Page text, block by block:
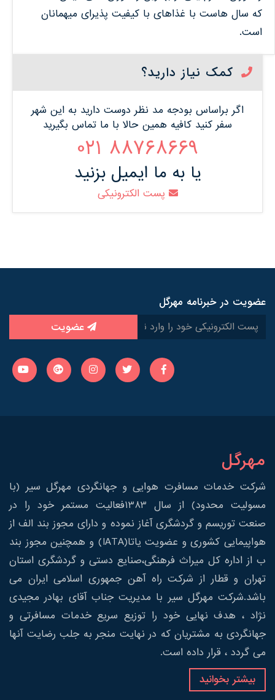
که سال هاست با غذاهای با کیفیت پذیرای میهمانان
است.
کمک نیاز دارید؟
اگر براساس بودجه مد نظر دوست دارید به این شهر
سفر کنید کافیه همین حالا با ما تماس بگیرید
88768669 021
یا به ما ایمیل بزنید
پست الکترونیکی
عضویت در خبرنامه مهرگل
عضویت
مهرگل
شرکت خدمات مسافرت هوایی و جهانگردی مهرگل سیر (با
مسولیت محدود) از سال 1383فعالیت مستمر خود را در
صنعت توریسم و گردشگری آغاز نموده و دارای مجوز بند الف از
هواپیمایی کشوری و عضویت یاتا(IATA) و همچنین مجوز بند
ب از اداره کل میراث فرهنگی،صنایع دستی و گردشگری استان
تهران و قطار از شرکت راه آهن جمهوری اسلامی ایران می
باشد.شرکت مهرگل سیر با مدیریت جناب آقای بهادر مجیدی
نژاد ، هدف نهایی خود را توزیع سریع خدمات مسافرتی و
جهانگردی به مشتریان که در نهایت منجر به جلب رضایت آنها
می گردد ، قرار داده است.
بیشتر بخوانید